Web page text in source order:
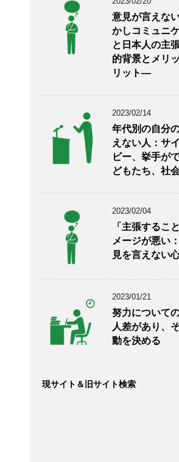
意見が言えな
かしコミュニ
と日本人の主
的背景とメリ
リット―
2023/02/14
年代別の自分
えない人：サ
ビー、挙手が
どもたち、社
2023/02/04
「主張するこ
メージが悪い
見を言えない
2023/01/21
努力について
人差があり、
動を決める
現サイト＆旧サイト検索